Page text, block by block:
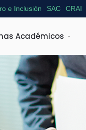
e Inclusión SAC CRAI
Académicos